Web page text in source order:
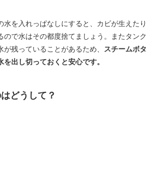
水を入れっぱなしにすると、カビが生えたり
ので水はその都度捨てましょう。またタンク
が残っていることがあるため、 スチームボタ
を出し切っておくと安心です。
どうして？